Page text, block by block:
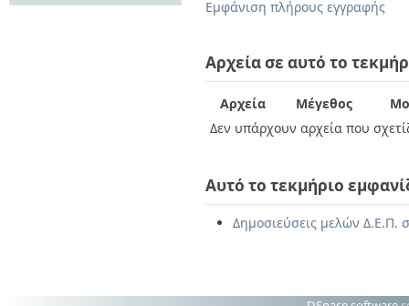
Εμφάνιση πλήρους εγγραφής
Αρχεία σε αυτό το
Αρχεία Μέγεθος
Δεν υπάρχουν αρχεία που
Αυτό το τεκμήριο
Δημοσιεύσεις μελών Δ.Ε.Π.
Θέματα
Συχνές Ερωτήσεις